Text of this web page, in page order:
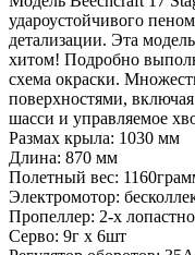
удароустойчивого
детализации. Эта
хитом! Подробно
схема окраски.
поверхностями,
шасси и управляемое
Размах крыла: 1030 мм
Длина: 870 мм
Полетный вес:
Электромотор:
Пропеллер: 2-х
Серво: 9г x 6шт